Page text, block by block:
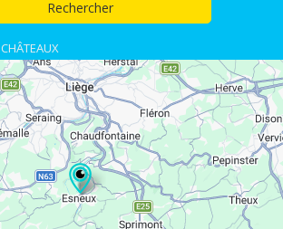
Rechercher
CHÂTEAUX